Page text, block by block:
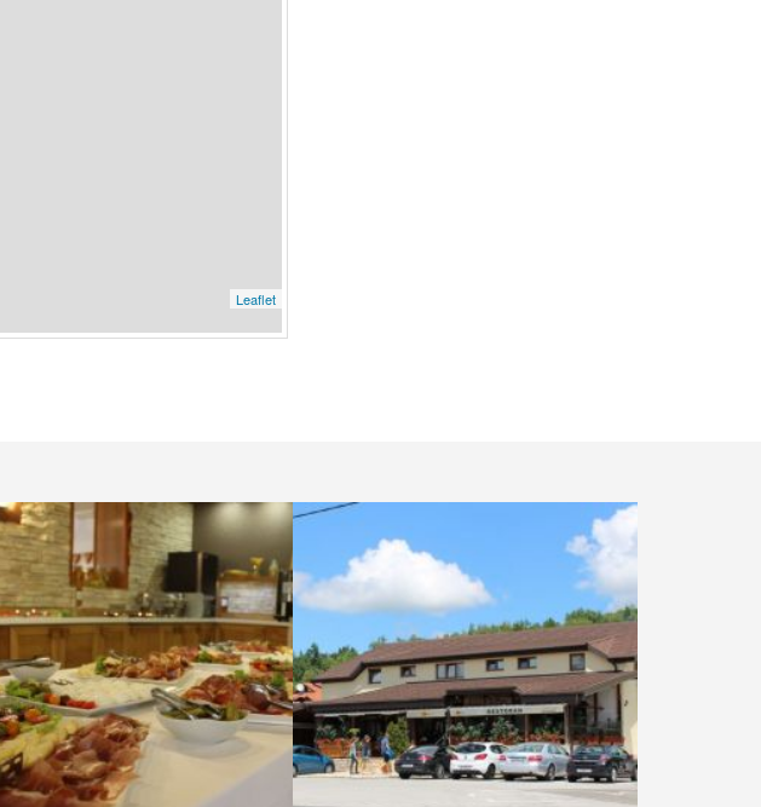
Leaflet